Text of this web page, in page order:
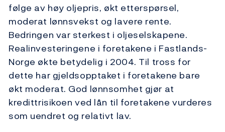
følge av høy oljepris, økt etterspørsel,
moderat lønnsvekst og lavere rente.
Bedringen var sterkest i oljeselskapene.
Realinvesteringene i foretakene i Fastlands-
Norge økte betydelig i 2004. Til tross for
dette har gjeldsopptaket i foretakene bare
økt moderat. God lønnsomhet gjør at
kredittrisikoen ved lån til foretakene vurderes
som uendret og relativt lav.